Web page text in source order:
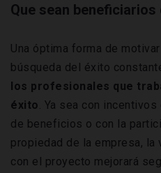
Que sean beneficiarios
Una óptima forma de
búsqueda del éxito
los profesionales que
éxito. Ya sea con
de beneficios o con la
propiedad de la empresa,
con el proyecto mejorará